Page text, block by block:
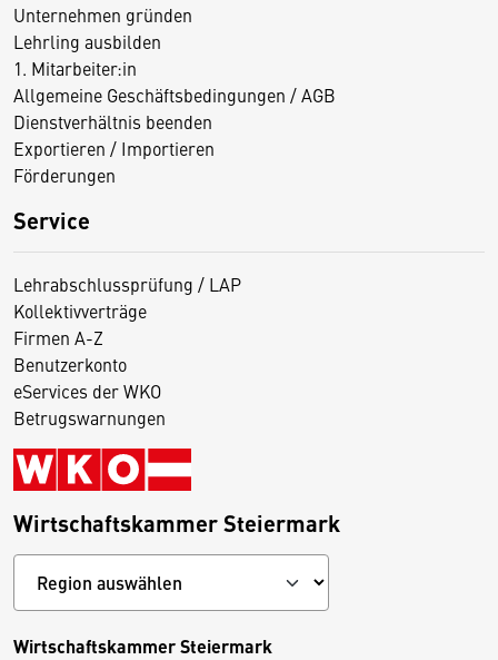
Unternehmen gründen
Lehrling ausbilden
1. Mitarbeiter:in
Allgemeine Geschäftsbedingungen / AGB
Dienstverhältnis beenden
Exportieren / Importieren
Förderungen
Service
Lehrabschlussprüfung / LAP
Kollektivverträge
Firmen A-Z
Benutzerkonto
eServices der WKO
Betrugswarnungen
Wirtschaftskammer Steiermark
Wirtschaftskammer Steiermark